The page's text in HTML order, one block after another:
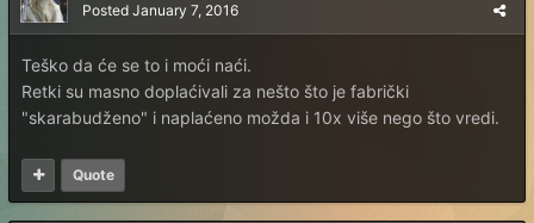
Posted January 7, 2016
Teško da će se to i moći naći.
Retki su masno doplaćivali za nešto što je fabrički
"skarabudženo" i naplaćeno možda i 10x više nego što vredi.
Quote